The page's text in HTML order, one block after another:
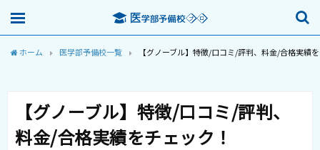
ホーム 医学部予備校一覧 【グノーブル】特徴/口コミ/評判、料金/合格実績
【グノーブル】特徴/口コミ/評判、
料金/合格実績をチェック！